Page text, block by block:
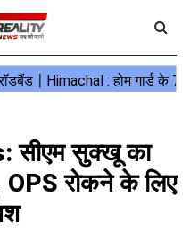
सीएम सुक्खू का
OPS रोकने के लिए